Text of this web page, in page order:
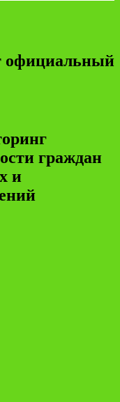
официальный
граждан
и